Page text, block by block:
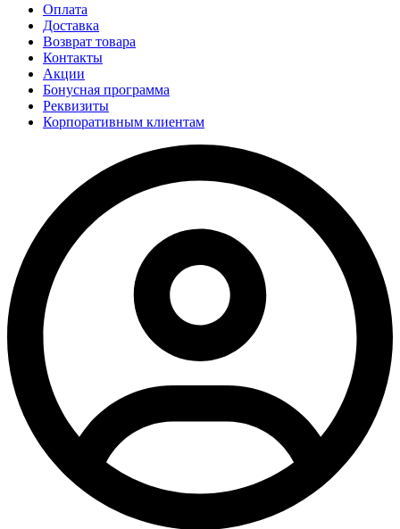
Оплата
Доставка
Возврат товара
Контакты
Акции
Бонусная программа
Реквизиты
Корпоративным клиентам